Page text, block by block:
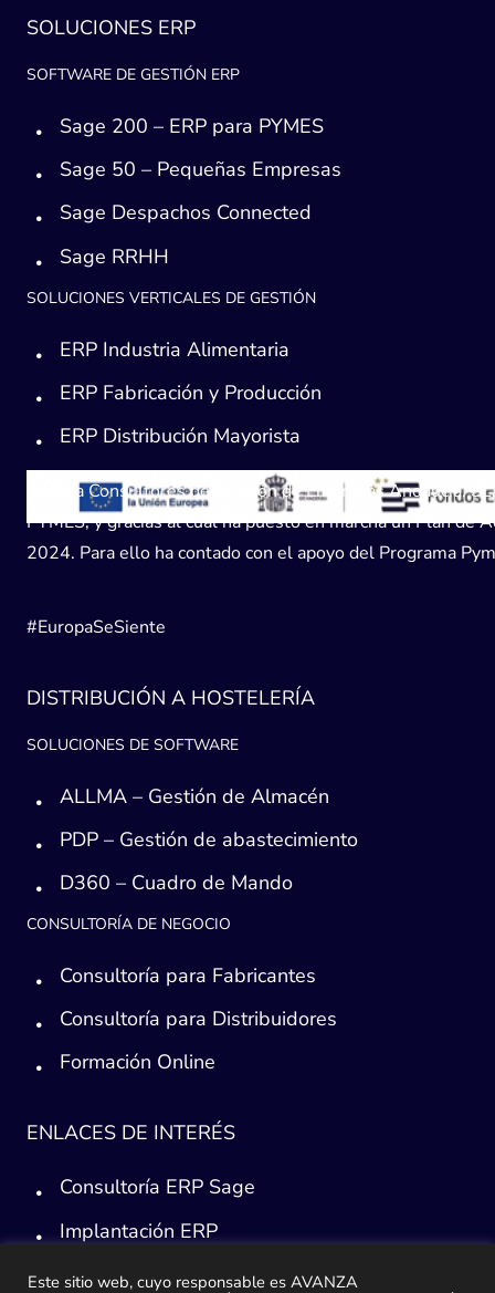
SOLUCIONES ERP
SOFTWARE DE GESTIÓN ERP
Sage 200 – ERP para PYMES
Sage 50 – Pequeñas Empresas
Sage Despachos Connected
Sage RRHH
SOLUCIONES VERTICALES DE GESTIÓN
ERP Industria Alimentaria
ERP Fabricación y Producción
ERP Distribución Mayorista
Avanza Consultores de Gestión de Empresas Andaucía,
PYMES, y gracias al cual ha puesto en marcha un Plan
2024. Para ello ha contado con el apoyo del Programa
#EuropaSeSiente
DISTRIBUCIÓN A HOSTELERÍA
SOLUCIONES DE SOFTWARE
ALLMA – Gestión de Almacén
PDP – Gestión de abastecimiento
D360 – Cuadro de Mando
CONSULTORÍA DE NEGOCIO
Consultoría para Fabricantes
Consultoría para Distribuidores
Formación Online
ENLACES DE INTERÉS
Consultoría ERP Sage
Implantación ERP
Plan de ayuda Sage
Este sitio web, cuyo responsable es AVANZA